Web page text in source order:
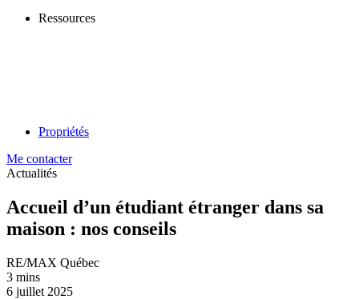
Ressources
Propriétés
Me contacter
Actualités
Accueil d’un étudiant étranger dans sa
maison : nos conseils
RE/MAX Québec
3 mins
6 juillet 2025